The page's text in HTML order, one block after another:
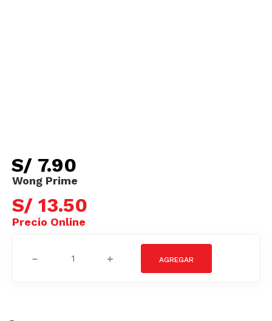
S/ 7.90
S/ 13.50
＋
－